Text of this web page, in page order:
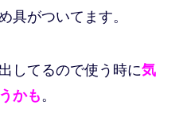
具がついてます。
してるので使う時に気
かも。